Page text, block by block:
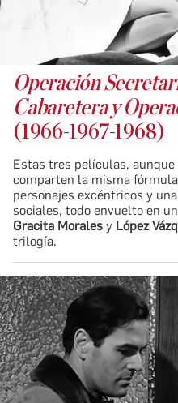
Operación
Cabaretera y
(1966-1967-1968)
Estas tres películas,
comparten la misma
personajes excéntricos y
sociales, todo envuelto en
Gracita Morales y López
trilogía.